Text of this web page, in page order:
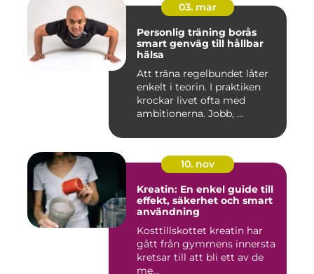
03. mar
Personlig träning borås
smart genväg till hållbar
hälsa
Att träna regelbundet låter
enkelt i teorin. I praktiken
krockar livet ofta med
ambitionerna. Jobb, ...
10. nov
Kreatin: En enkel guide till
effekt, säkerhet och smart
användning
Kosttillskottet kreatin har
gått från gymmens innersta
kretsar till att bli ett av de
me...